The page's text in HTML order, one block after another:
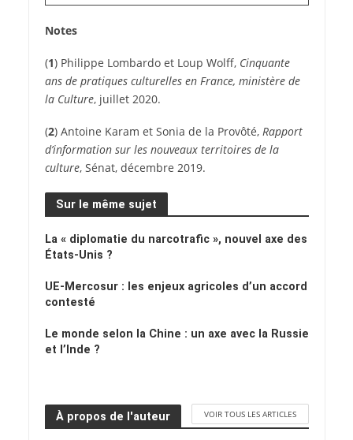
Notes
(1) Philippe Lombardo et Loup Wolff, Cinquante
ans de pratiques culturelles en France, ministère de
la Culture, juillet 2020.
(2) Antoine Karam et Sonia de la Provôté, Rapport
d’information sur les nouveaux territoires de la
culture, Sénat, décembre 2019.
Sur le même sujet
La « diplomatie du narcotrafic », nouvel axe des
États-Unis ?
UE-Mercosur : les enjeux agricoles d’un accord
contesté
Le monde selon la Chine : un axe avec la Russie
et l’Inde ?
À propos de l'auteur VOIR TOUS LES ARTICLES